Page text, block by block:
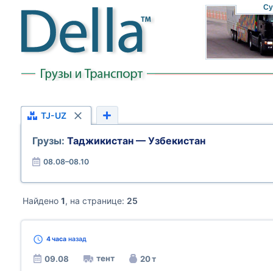
TJ-UZ
Грузы: Таджикистан — Узбекистан
08.08–08.10
Найдено 1, на странице: 25
4 часа назад
09.08 тент 20 т